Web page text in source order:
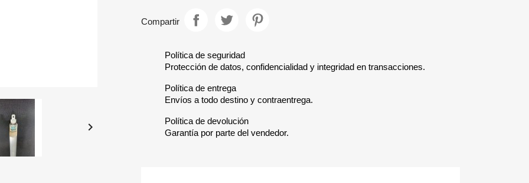

Compartir
Política de seguridad
Protección de datos, confidencialidad y integridad en transacciones.
Política de entrega
Envíos a todo destino y contraentrega.
Política de devolución
Garantía por parte del vendedor.